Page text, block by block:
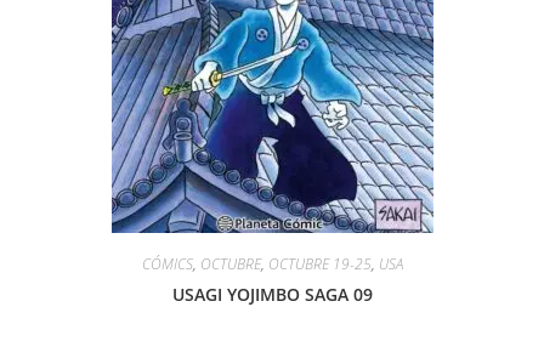
CÓMICS, OCTUBRE, OCTUBRE 19-25, USA
USAGI YOJIMBO SAGA 09